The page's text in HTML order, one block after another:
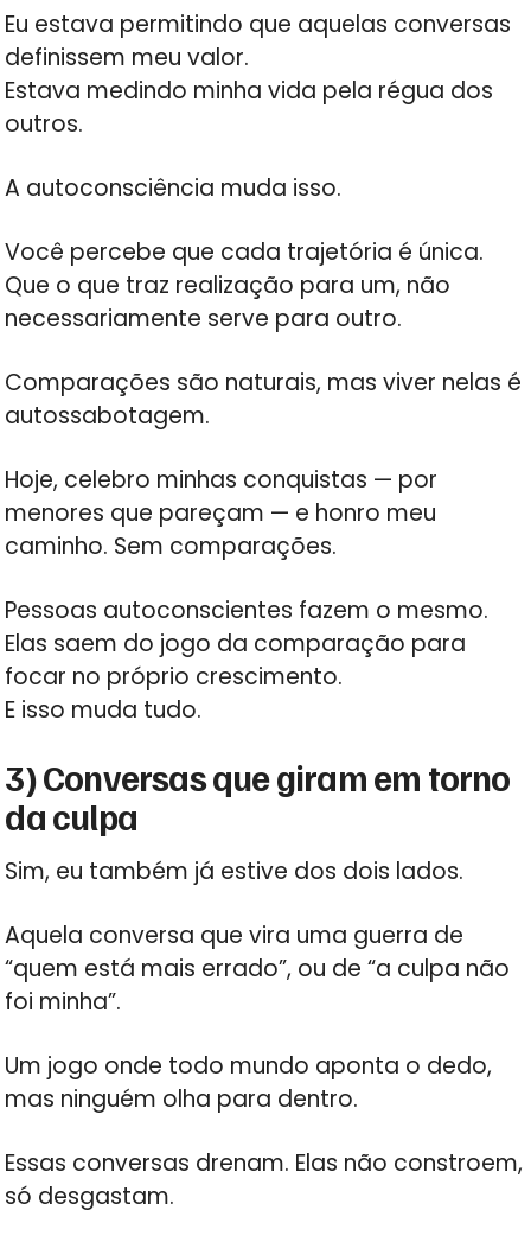
Eu estava permitindo que aquelas conversas
definissem meu valor.
Estava medindo minha vida pela régua dos
outros.
A autoconsciência muda isso.
Você percebe que cada trajetória é única.
Que o que traz realização para um, não
necessariamente serve para outro.
Comparações são naturais, mas viver nelas é
autossabotagem.
Hoje, celebro minhas conquistas — por
menores que pareçam — e honro meu
caminho. Sem comparações.
Pessoas autoconscientes fazem o mesmo.
Elas saem do jogo da comparação para
focar no próprio crescimento.
E isso muda tudo.
3) Conversas que giram em torno
da culpa
Sim, eu também já estive dos dois lados.
Aquela conversa que vira uma guerra de
“quem está mais errado”, ou de “a culpa não
foi minha”.
Um jogo onde todo mundo aponta o dedo,
mas ninguém olha para dentro.
Essas conversas drenam. Elas não constroem,
só desgastam.